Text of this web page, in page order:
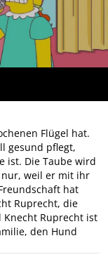
Flügel hat.
gesund pflegt,
ist. Die Taube wird
weil er mit ihr
hat
Ruprecht, die
Knecht Ruprecht ist
den Hund